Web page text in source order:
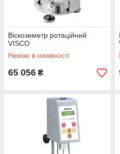
Існують кілька видів
—
Ротаційні
В основі роботи ротаційних
властивість опору
від її в'язкості. Ротаційні
зовнішнього корпуса і
елемента (сфера або
повільніше обертається
Капілярні
Принцип дії полягає у
речовина протікає через
розміру. Для цього прилад
Віскозиметр ротаційний
VISCO
Немає в наявності
65 056 ₴